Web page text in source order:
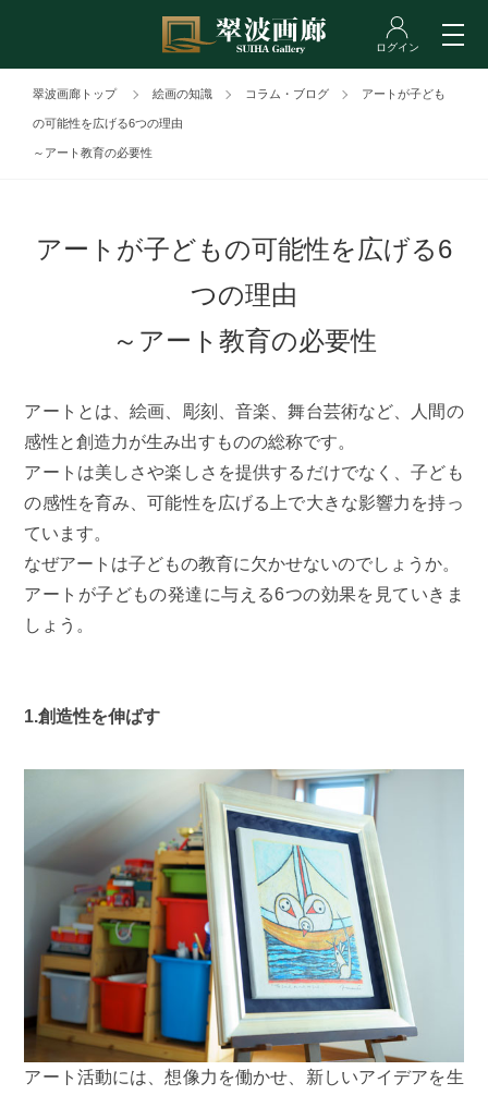
翠波画廊トップ 絵画の知識 コラム・ブログ アートが子ども
の可能性を広げる6つの理由
～アート教育の必要性
アートが子どもの可能性を広げる6
つの理由
～アート教育の必要性
アートとは、絵画、彫刻、音楽、舞台芸術など、人間の
感性と創造力が生み出すものの総称です。
アートは美しさや楽しさを提供するだけでなく、子ども
の感性を育み、可能性を広げる上で大きな影響力を持っ
ています。
なぜアートは子どもの教育に欠かせないのでしょうか。
アートが子どもの発達に与える6つの効果を見ていきま
しょう。
1.創造性を伸ばす
アート活動には、想像力を働かせ、新しいアイデアを生